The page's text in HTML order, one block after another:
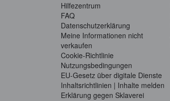
Hilfezentrum
FAQ
Datenschutzerklärung
Meine Informationen nicht
verkaufen
Cookie-Richtlinie
Nutzungsbedingungen
EU-Gesetz über digitale Dienste
Inhaltsrichtlinien | Inhalte melden
Erklärung gegen Sklaverei